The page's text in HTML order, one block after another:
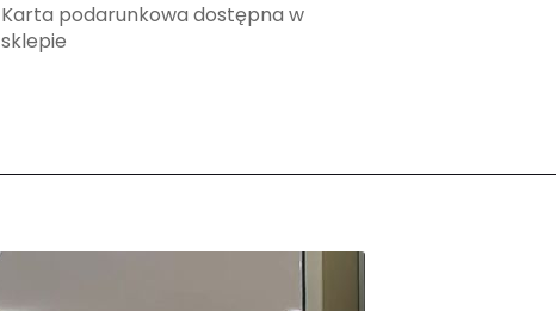
Karta podarunkowa dostępna w
sklepie